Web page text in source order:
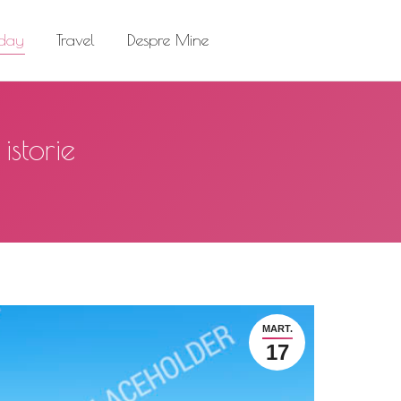
Travel Despre Mine
MART.
17